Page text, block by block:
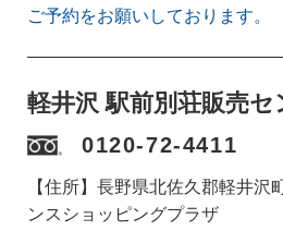
ご予約をお願いしております。
軽井沢 駅前別荘販売セ
0120-72-4411
【住所】長野県北佐久郡軽井沢
ンスショッピングプラザ